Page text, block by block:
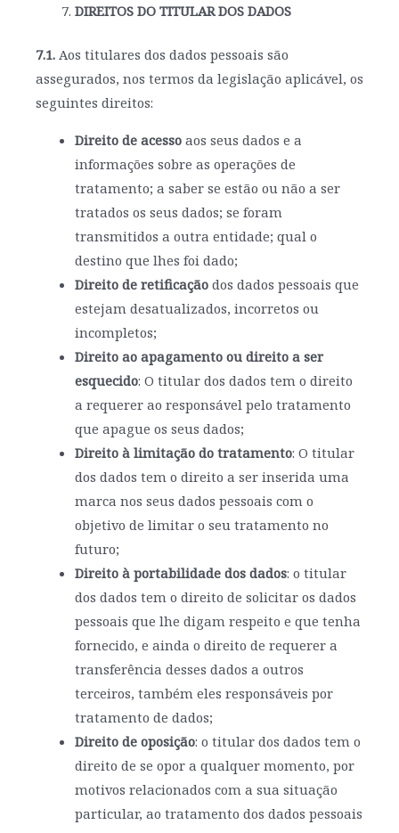
DIREITOS DO TITULAR DOS DADOS
7.1. Aos titulares dos dados pessoais são
assegurados, nos termos da legislação aplicável, os
seguintes direitos:
Direito de acessoaos seus dados e a
informações sobre as operações de
tratamento; a saber se estão ou não a ser
tratados os seus dados; se foram
transmitidos a outra entidade; qual o
destino que lhes foi dado;
Direito de retificaçãodos dados pessoais que
estejam desatualizados, incorretos ou
incompletos;
Direito ao apagamento ou direito a ser
esquecido: O titular dos dados tem o direito
a requerer ao responsável pelo tratamento
que apague os seus dados;
Direito à limitação do tratamento: O titular
dos dados tem o direito a ser inserida uma
marca nos seus dados pessoais com o
objetivo de limitar o seu tratamento no
futuro;
Direito à portabilidade dos dados: o titular
dos dados tem o direito de solicitar os dados
pessoais que lhe digam respeito e que tenha
fornecido, e ainda o direito de requerer a
transferência desses dados a outros
terceiros, também eles responsáveis por
tratamento de dados;
Direito de oposição: o titular dos dados tem o
direito de se opor a qualquer momento, por
motivos relacionados com a sua situação
particular, ao tratamento dos dados pessoais